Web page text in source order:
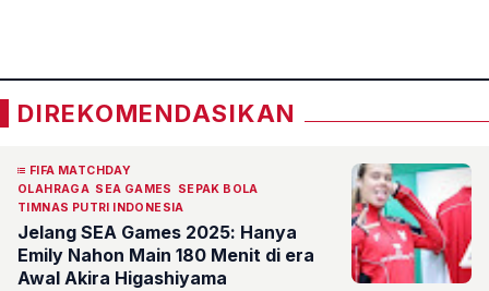
DIREKOMENDASIKAN
FIFA MATCHDAY
OLAHRAGA SEA GAMES
SEPAK BOLA
TIMNAS PUTRI INDONESIA
Jelang SEA Games 2025: Hanya
Emily Nahon Main 180 Menit di era
Awal Akira Higashiyama